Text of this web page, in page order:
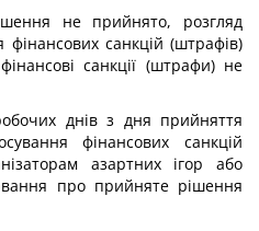
не прийнято, розгляд
санкцій (штрафів)
санкції (штрафи) не
днів з дня прийняття
фінансових санкцій
азартних ігор або
про прийняте рішення